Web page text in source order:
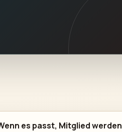
es passt, Mitglied werden